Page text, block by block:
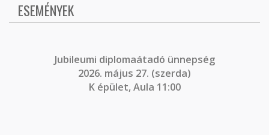
ESEMÉNYEK
Jubileumi diplomaátadó ünnepség
2026. május 27. (szerda)
K épület, Aula 11:00